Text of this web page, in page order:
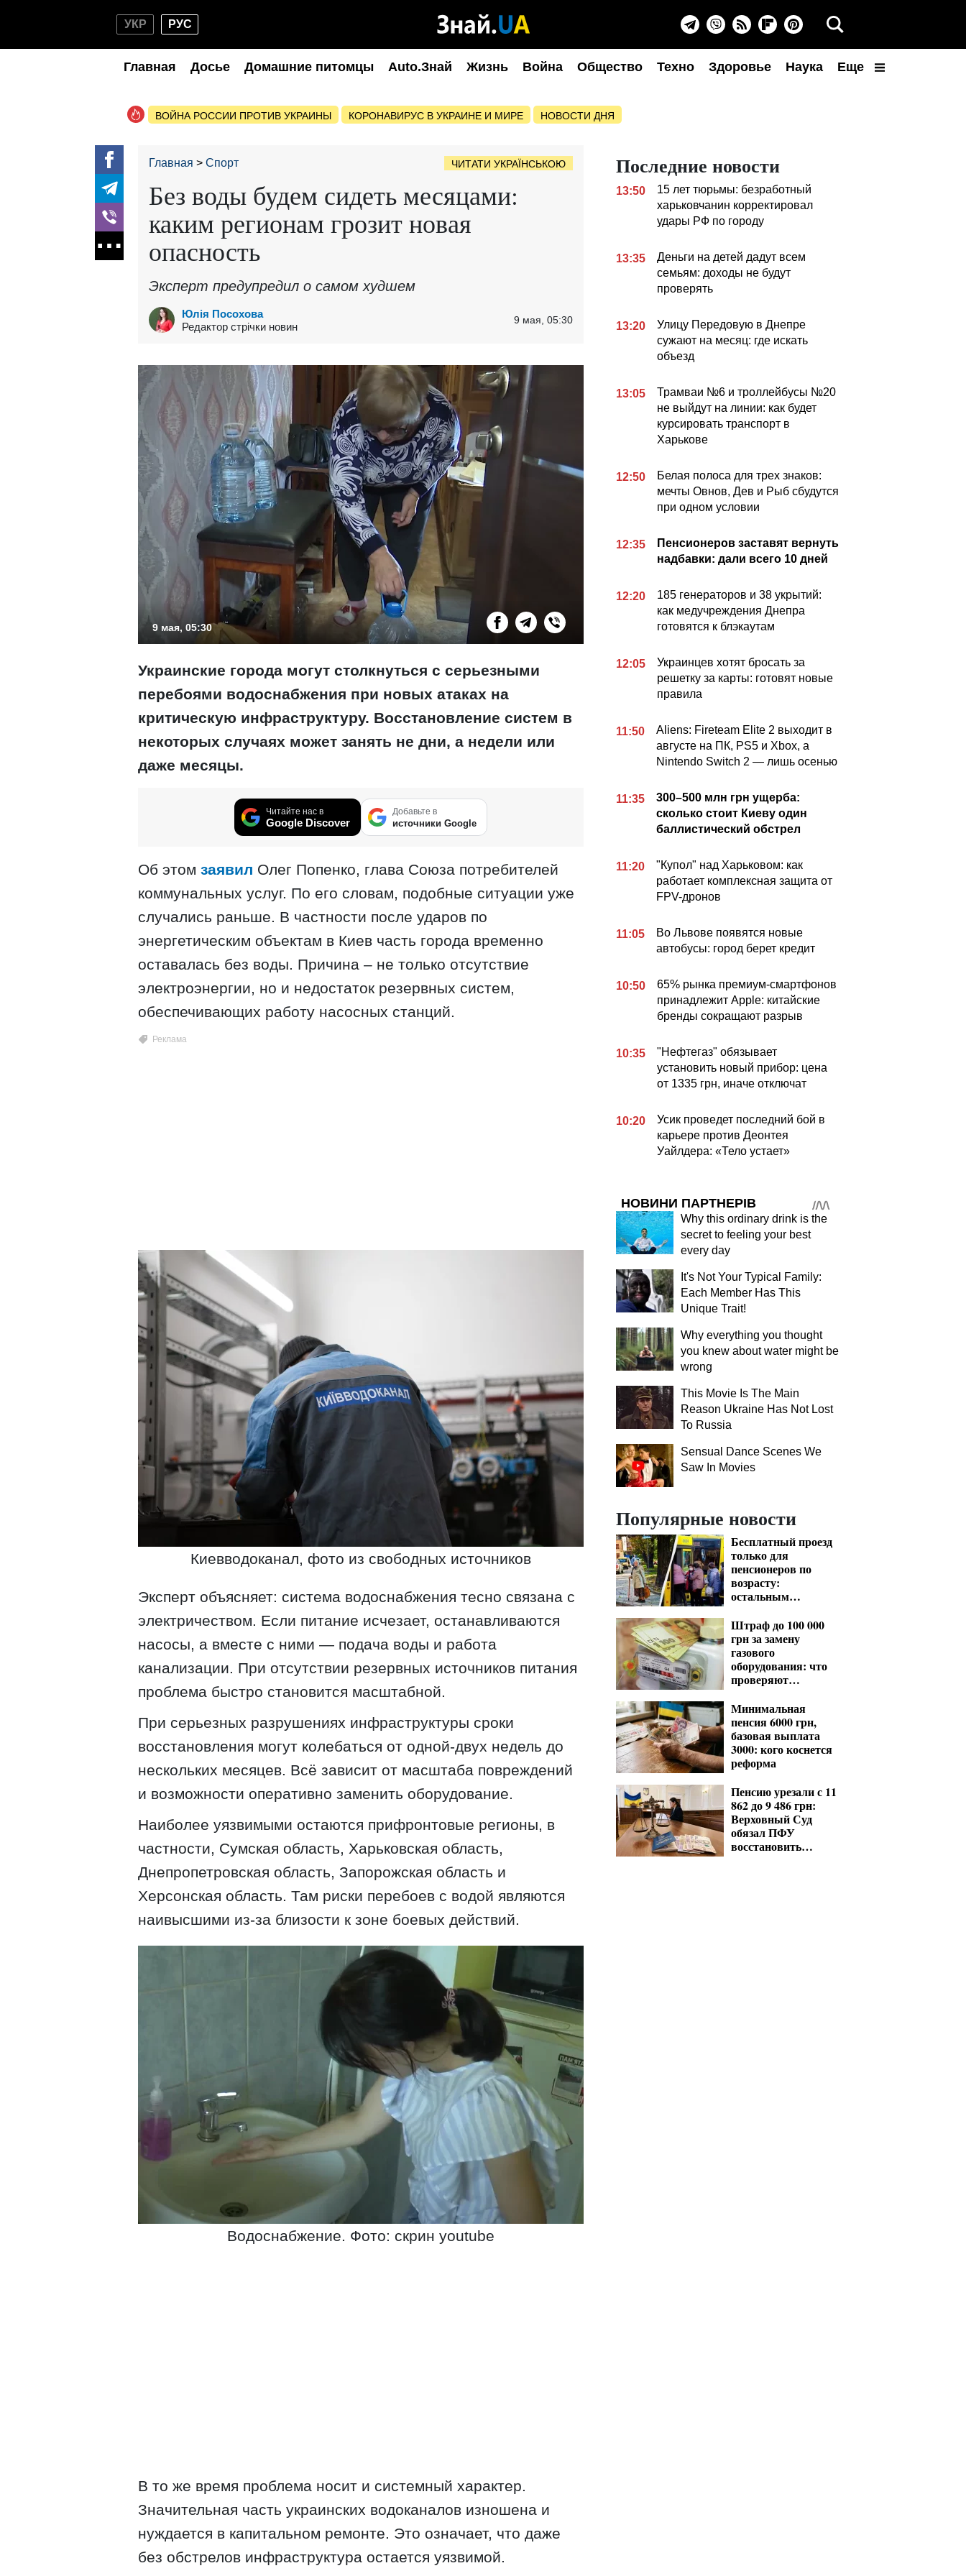
УКР РУС
Главная Досье Домашние питомцы Auto.Знай Жизнь Война Общество Техно Здоровье Наука Еще
ВОЙНА РОССИИ ПРОТИВ УКРАИНЫ КОРОНАВИРУС В УКРАИНЕ И МИРЕ НОВОСТИ ДНЯ
Главная Спорт ЧИТАТИ УКРАЇНСЬКОЮ
Без воды будем сидеть месяцами:
каким регионам грозит новая
опасность
Эксперт предупредил о самом худшем
Юлія Посохова
Редактор стрічки новин
9 мая, 05:30
9 мая, 05:30
Украинские города могут столкнуться с серьезными
перебоями водоснабжения при новых атаках на
критическую инфраструктуру. Восстановление систем в
некоторых случаях может занять не дни, а недели или
даже месяцы.
Читайте нас в
Google Discover
Добавьте в
источники Google
Об этом заявил Олег Попенко, глава Союза потребителей
коммунальных услуг. По его словам, подобные ситуации уже
случались раньше. В частности после ударов по
энергетическим объектам в Киев часть города временно
оставалась без воды. Причина – не только отсутствие
электроэнергии, но и недостаток резервных систем,
обеспечивающих работу насосных станций.
Киевводоканал, фото из свободных источников
Эксперт объясняет: система водоснабжения тесно связана с
электричеством. Если питание исчезает, останавливаются
насосы, а вместе с ними — подача воды и работа
канализации. При отсутствии резервных источников питания
проблема быстро становится масштабной.
При серьезных разрушениях инфраструктуры сроки
восстановления могут колебаться от одной-двух недель до
нескольких месяцев. Всё зависит от масштаба повреждений
и возможности оперативно заменить оборудование.
Наиболее уязвимыми остаются прифронтовые регионы, в
частности, Сумская область, Харьковская область,
Днепропетровская область, Запорожская область и
Херсонская область. Там риски перебоев с водой являются
наивысшими из-за близости к зоне боевых действий.
Водоснабжение. Фото: скрин youtube
В то же время проблема носит и системный характер.
Значительная часть украинских водоканалов изношена и
нуждается в капитальном ремонте. Это означает, что даже
без обстрелов инфраструктура остается уязвимой.
Последние новости
13:50
15 лет тюрьмы: безработный
харьковчанин корректировал
удары РФ по городу
13:35
Деньги на детей дадут всем
семьям: доходы не будут
проверять
13:20
Улицу Передовую в Днепре
сужают на месяц: где искать
объезд
13:05
Трамваи №6 и троллейбусы №20
не выйдут на линии: как будет
курсировать транспорт в
Харькове
12:50
Белая полоса для трех знаков:
мечты Овнов, Дев и Рыб сбудутся
при одном условии
12:35
Пенсионеров заставят вернуть
надбавки: дали всего 10 дней
12:20
185 генераторов и 38 укрытий:
как медучреждения Днепра
готовятся к блэкаутам
12:05
Украинцев хотят бросать за
решетку за карты: готовят новые
правила
11:50
Aliens: Fireteam Elite 2 выходит в
августе на ПК, PS5 и Xbox, а
Nintendo Switch 2 — лишь осенью
11:35
300–500 млн грн ущерба:
сколько стоит Киеву один
баллистический обстрел
11:20
"Купол" над Харьковом: как
работает комплексная защита от
FPV-дронов
11:05
Во Львове появятся новые
автобусы: город берет кредит
10:50
65% рынка премиум-смартфонов
принадлежит Apple: китайские
бренды сокращают разрыв
10:35
"Нефтегаз" обязывает
установить новый прибор: цена
от 1335 грн, иначе отключат
10:20
Усик проведет последний бой в
карьере против Деонтея
Уайлдера: «Тело устает»
НОВИНИ ПАРТНЕРІВ
Why this ordinary drink is the
secret to feeling your best
every day
It's Not Your Typical Family:
Each Member Has This
Unique Trait!
Why everything you thought
you knew about water might be
wrong
This Movie Is The Main
Reason Ukraine Has Not Lost
To Russia
Sensual Dance Scenes We
Saw In Movies
Популярные новости
Бесплатный проезд
только для
пенсионеров по
возрасту:
остальным
несмотря на
удостоверение
Штраф до 100 000
грн за замену
газового
оборудования: что
проверяют
Минимальная
пенсия 6000 грн,
базовая выплата
3000: кого коснется
реформа
Пенсию урезали с 11
862 до 9 486 грн:
Верховный Суд
обязал ПФУ
восстановить